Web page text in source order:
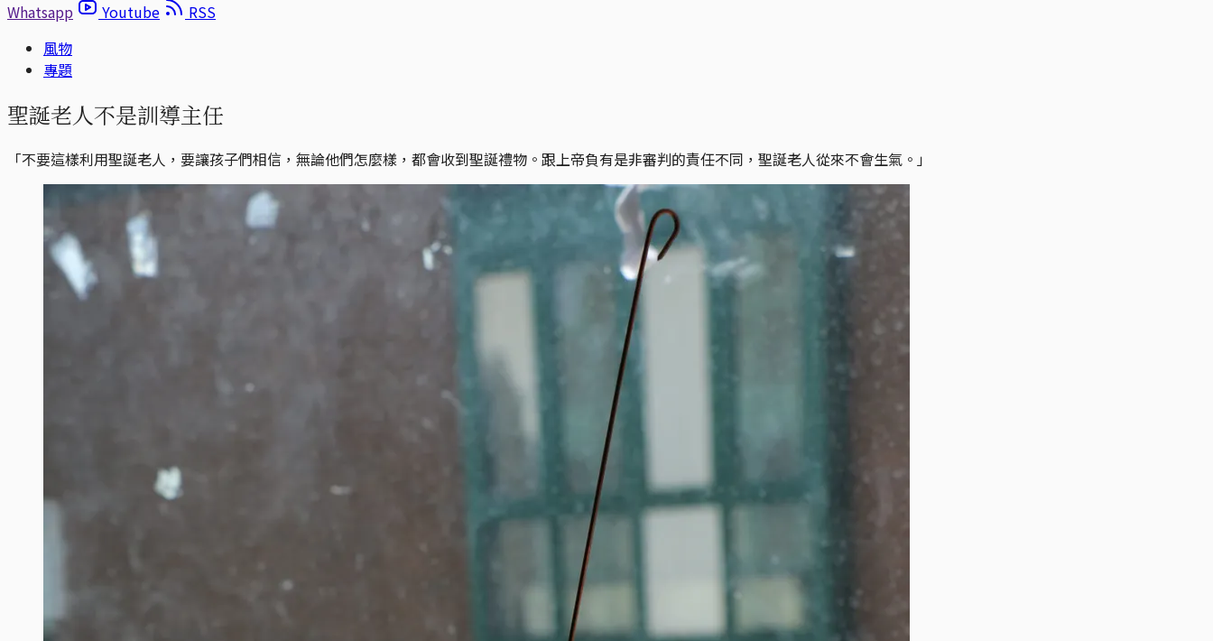
Whatsapp
Youtube
RSS
風物
專題
聖誕老人不是訓導主任
「不要這樣利用聖誕老人，要讓孩子們相信，無論他們怎麼樣，都會收到聖誕禮物。跟上帝負有是非審判的責任不同，聖誕老人從來不會生氣。」